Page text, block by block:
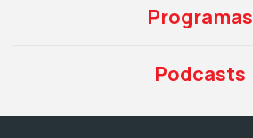
Programas
Podcasts